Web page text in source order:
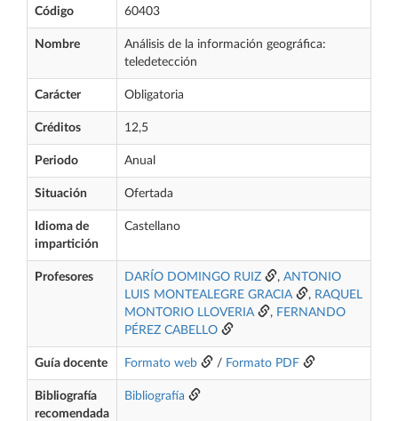
Código 60403
Nombre
Análisis de la información geográfica:
teledetección
Carácter Obligatoria
Créditos 12,5
Periodo Anual
Situación Ofertada
Idioma de
impartición
Castellano
Profesores DARÍO DOMINGO RUIZ , ANTONIO
LUIS MONTEALEGRE GRACIA
, RAQUEL
MONTORIO LLOVERIA
, FERNANDO
PÉREZ CABELLO
Guía docente Formato web / Formato PDF
Bibliografía
recomendada
Bibliografía